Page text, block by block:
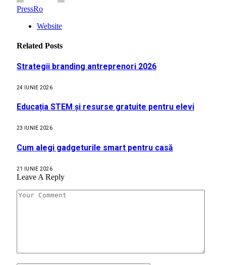
PressRo
Website
Related Posts
Strategii branding antreprenori 2026
24 IUNIE 2026
Educația STEM și resurse gratuite pentru elevi
23 IUNIE 2026
Cum alegi gadgeturile smart pentru casă
21 IUNIE 2026
Leave A Reply